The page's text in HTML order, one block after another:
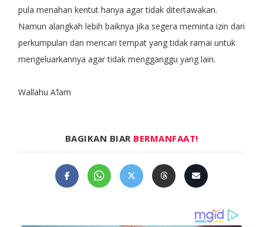
pula menahan kentut hanya agar tidak ditertawakan.
Namun alangkah lebih baiknya jika segera meminta izin dari
perkumpulan dan mencari tempat yang tidak ramai untuk
mengeluarkannya agar tidak mengganggu yang lain.
Wallahu A’lam
BAGIKAN BIAR BERMANFAAT!